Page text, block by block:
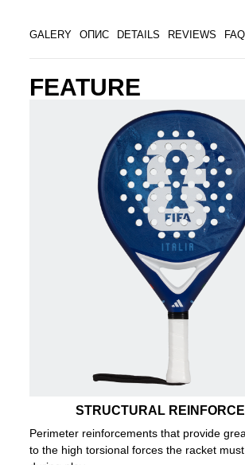
GALERY ОПИС DETAILS REVIEWS FAQ
FEATURE
STRUCTURAL
Perimeter reinforcements that provide
to the high torsional forces the racket